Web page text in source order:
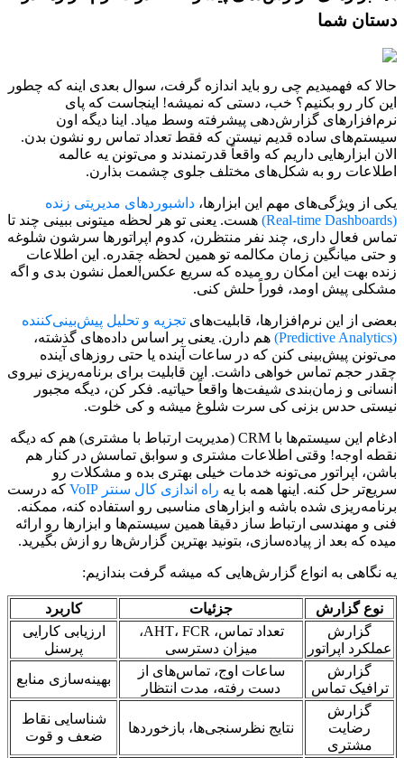
دستان شما
حالا که فهمیدیم چی رو باید اندازه گرفت، سوال بعدی اینه که چطور
این کار رو بکنیم؟ خب، دستی که نمیشه! اینجاست که پای
نرم‌افزارهای گزارش‌دهی پیشرفته وسط میاد. اینا دیگه اون
سیستم‌های ساده قدیم نیستن که فقط تعداد تماس رو نشون بدن.
الان ابزارهایی داریم که واقعاً قدرتمندند و می‌تونن یه عالمه
اطلاعات رو به شکل‌های مختلف جلوی چشمت بذارن.
یکی از ویژگی‌های مهم این ابزارها، داشبوردهای مدیریتی زنده
(Real-time Dashboards)
هست. یعنی تو هر لحظه میتونی ببینی چند تا
تماس فعال داری، چند نفر منتظرن، کدوم اپراتورها سرشون شلوغه
و حتی میانگین زمان مکالمه تو همین لحظه چقدره. این اطلاعات
زنده بهت این امکان رو میده که سریع عکس‌العمل نشون بدی و اگه
مشکلی پیش اومد، فوراً حلش کنی.
بعضی از این نرم‌افزارها، قابلیت‌های تجزیه و تحلیل پیش‌بینی‌کننده
(Predictive Analytics)
هم دارن. یعنی بر اساس داده‌های گذشته،
می‌تونن پیش‌بینی کنن که در ساعات آینده یا حتی روزهای آینده
چقدر حجم تماس خواهی داشت. این قابلیت برای برنامه‌ریزی نیروی
انسانی و زمان‌بندی شیفت‌ها واقعاً حیاتیه. فکر کن، دیگه مجبور
نیستی حدس بزنی کی سرت شلوغ میشه و کی خلوت.
ادغام این سیستم‌ها با CRM (مدیریت ارتباط با مشتری) هم که دیگه
نقطه اوجه! وقتی اطلاعات مشتری و سوابق تماسش در کنار هم
باشن، اپراتور می‌تونه خدمات خیلی بهتری بده و مشکلات رو
سریع‌تر حل کنه. اینها همه با یه راه اندازی کال سنتر VoIP
که درست
برنامه‌ریزی شده باشه و ابزارهای مناسبی رو استفاده کنه، ممکنه.
فنی و مهندسی ارتباط ساز دقیقا همین سیستم‌ها و ابزارها رو ارائه
میده که بعد از پیاده‌سازی، بتونید بهترین گزارش‌ها رو ازش بگیرید.
یه نگاهی به انواع گزارش‌هایی که میشه گرفت بندازیم:
نوع گزارش جزئیات
کاربرد
گزارش
عملکرد اپراتور
تعداد تماس، AHT، FCR،
میزان دسترسی
ارزیابی کارایی
پرسنل
گزارش
ترافیک تماس
ساعات اوج، تماس‌های از
دست رفته، مدت انتظار
بهینه‌سازی منابع
گزارش
رضایت
مشتری
نتایج نظرسنجی‌ها، بازخوردها
شناسایی نقاط
ضعف و قوت